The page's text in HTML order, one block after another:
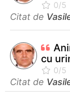
Citat de
cu
Citat de